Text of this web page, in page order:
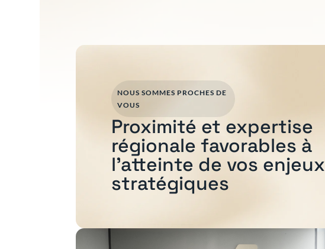
NOUS SOMMES PROCHES DE
VOUS
Proximité et expertise
régionale favorables à
l'atteinte de vos enjeux
stratégiques